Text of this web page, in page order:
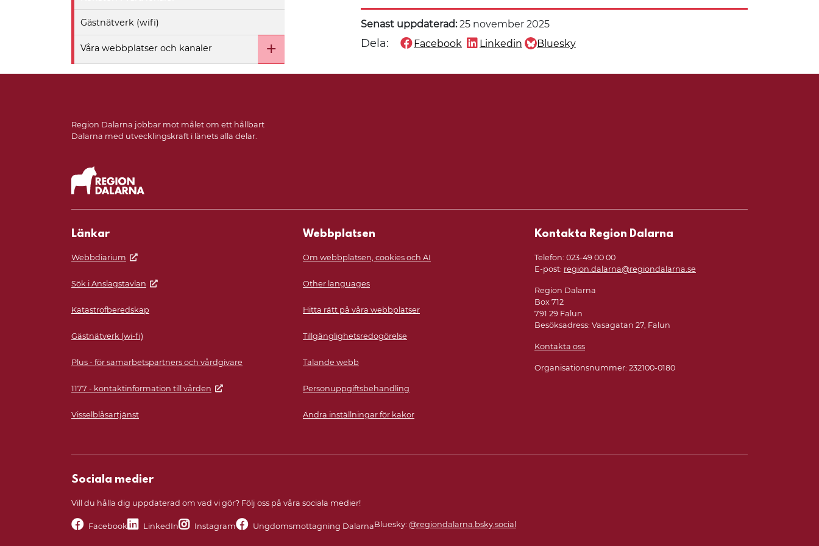
Gästnätverk (wifi)
Våra webbplatser och kanaler
Öppna undermeny för Våra webbplatser och kanaler
Senast uppdaterad:25 november 2025
Dela: Dela denna sida på
Facebook
Dela denna sida på
Linkedin
Dela denna sida på
Bluesky
Region Dalarna jobbar mot målet om ett hållbart
Dalarna med utvecklingskraft i länets alla delar.
Länkar
Webbdiarium
Sök i Anslagstavlan
Katastrofberedskap
Gästnätverk (wi-fi)
Plus - för samarbetspartners och vårdgivare
1177 - kontaktinformation till vården
Visselblåsartjänst
Webbplatsen
Om webbplatsen, cookies och AI
Other languages
Hitta rätt på våra webbplatser
Tillgänglighetsredogörelse
Talande webb
Personuppgiftsbehandling
Ändra inställningar för kakor
Kontakta Region Dalarna
Telefon: 023-49 00 00
E-post: region.dalarna@regiondalarna.se
Region Dalarna
Box 712
791 29 Falun
Besöksadress: Vasagatan 27, Falun
Kontakta oss
Organisationsnummer: 232100-0180
Sociala medier
Vill du hålla dig uppdaterad om vad vi gör? Följ oss på våra sociala medier!
Facebook LinkedIn Instagram Ungdomsmottagning DalarnaBluesky: @regiondalarna.bsky.social